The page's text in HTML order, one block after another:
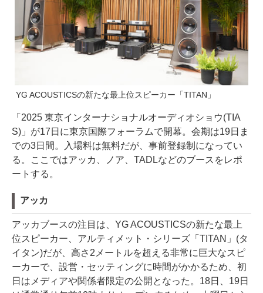
YG ACOUSTICSの新たな最上位スピーカー「TITAN」
「2025 東京インターナショナルオーディオショウ(TIA
S)」が17日に東京国際フォーラムで開幕。会期は19日ま
での3日間。入場料は無料だが、事前登録制になってい
る。ここではアッカ、ノア、TADLなどのブースをレポ
ートする。
アッカ
アッカブースの注目は、YG ACOUSTICSの新たな最上
位スピーカー、アルティメット・シリーズ「TITAN」(タ
イタン)だが、高さ2メートルを超える非常に巨大なスピ
ーカーで、設営・セッティングに時間がかかるため、初
日はメディアや関係者限定の公開となった。18日、19日